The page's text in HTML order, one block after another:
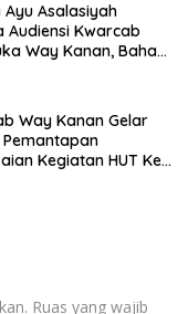
Ayu Asalasiyah
Audiensi Kwarcab
Way Kanan, Bahas
Way Kanan Gelar
Kegiatan HUT Ke-
Ruas yang wajib